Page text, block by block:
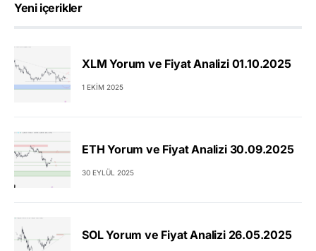
Yeni içerikler
XLM Yorum ve Fiyat Analizi 01.10.2025
1 EKIM 2025
ETH Yorum ve Fiyat Analizi 30.09.2025
30 EYLÜL 2025
SOL Yorum ve Fiyat Analizi 26.05.2025